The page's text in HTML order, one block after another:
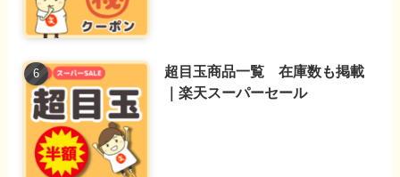
超目玉商品一覧 在庫数も掲載
｜楽天スーパーセール